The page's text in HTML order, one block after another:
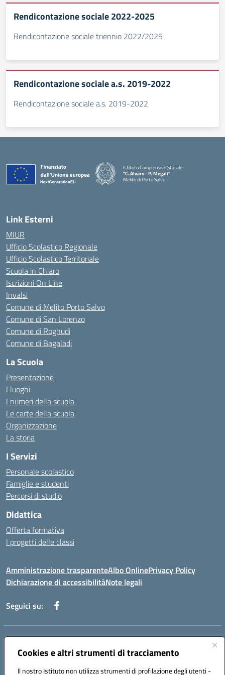
Cookies e altri strumenti di tracciamento
Il nostro Istituto non utilizza strumenti di profilazione degli utenti -
Rendicontazione sociale 2022-2025
Rendicontazione sociale triennio 2022/2025
Rendicontazione sociale a.s. 2019-2022
Rendicontazione sociale a.s. 2019-2022
Istituto Comprensivo Statale
"C. Alvaro - P. Megali"
Melito di Porto Salvo
Link Esterni
MIUR
Ufficio Scolastico Regionale
Ufficio Scolastico Territoriale
Scuola in Chiaro
Iscrizioni On Line
Invalsi
Comune di Melito Porto Salvo
Comune di San Lorenzo
Comune di Roghudi
Comune di Bagaladi
La Scuola
Presentazione
I luoghi
I numeri della scuola
Le carte della scuola
Organizzazione
La storia
I Servizi
Personale scolastico
Famiglie e studenti
Percorsi di studio
Didattica
Offerta formativa
I progetti delle classi
Amministrazione trasparenteAlbo OnlinePrivacy Policy
Dichiarazione di accessibilitàNote legali
Seguici su:
Indirizzo:
Centralino:+39 0965 78 12 60 Email:rcic841003@istruzione.it